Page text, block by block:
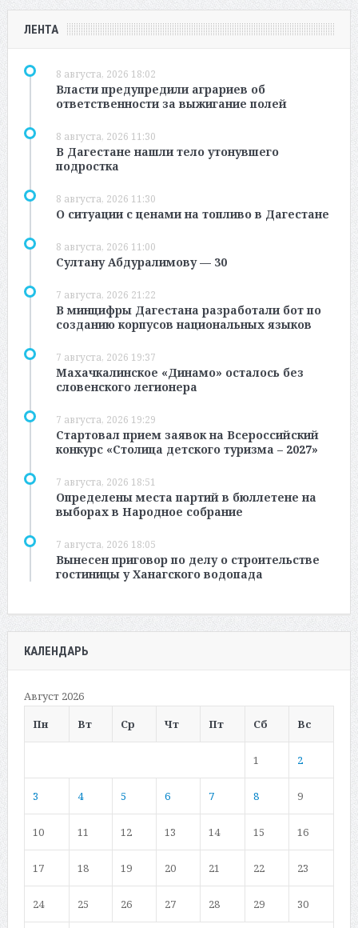
ЛЕНТА
8 августа, 2026 18:02
Власти предупредили аграриев об
ответственности за выжигание полей
8 августа, 2026 11:30
В Дагестане нашли тело утонувшего
подростка
8 августа, 2026 11:30
О ситуации с ценами на топливо в Дагестане
8 августа, 2026 11:00
Султану Абдуралимову — 30
7 августа, 2026 21:22
В минцифры Дагестана разработали бот по
созданию корпусов национальных языков
7 августа, 2026 19:37
Махачкалинское «Динамо» осталось без
словенского легионера
7 августа, 2026 19:29
Стартовал прием заявок на Всероссийский
конкурс «Столица детского туризма – 2027»
7 августа, 2026 18:51
Определены места партий в бюллетене на
выборах в Народное собрание
7 августа, 2026 18:05
Вынесен приговор по делу о строительстве
гостиницы у Ханагского водопада
КАЛЕНДАРЬ
Август 2026
Пн
Вт Ср Чт Пт Сб Вс
1 2
3 4 5 6 7 8 9
10 11 12 13 14 15 16
17 18 19 20 21 22 23
24 25 26 27 28 29 30